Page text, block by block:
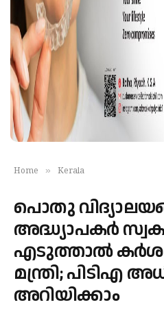
Home » Kerala
പൊതു
അദ്ധ്യാപകർ
എടുത്താൽ
മന്ത്രി; പിടിഎ
അറിയിക്കാം